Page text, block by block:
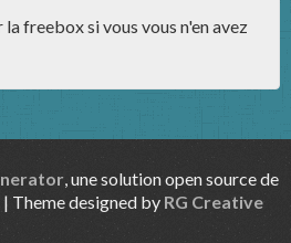
freebox si vous vous n'en avez
, une solution open source de
Theme designed by RG Creative